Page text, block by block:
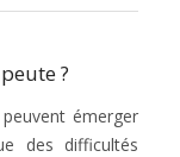
?
émerger
des difficultés